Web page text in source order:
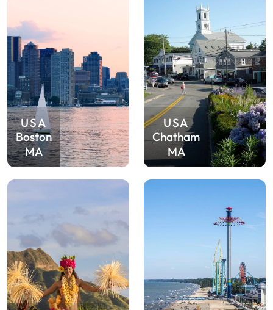
USA
Boston
MA
USA
Chatham
MA